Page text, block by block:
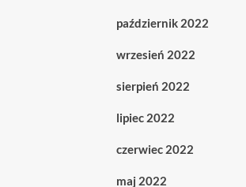
październik 2022
wrzesień 2022
sierpień 2022
lipiec 2022
czerwiec 2022
maj 2022